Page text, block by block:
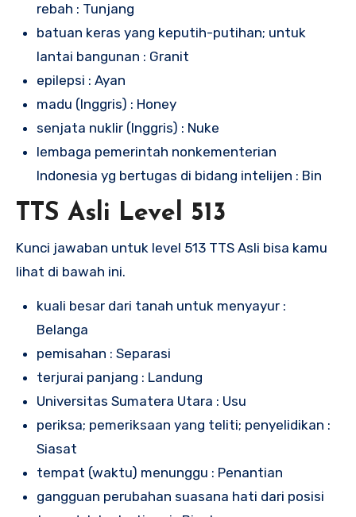
rebah : Tunjang
batuan keras yang keputih-putihan; untuk
lantai bangunan : Granit
epilepsi : Ayan
madu (Inggris) : Honey
senjata nuklir (Inggris) : Nuke
lembaga pemerintah nonkementerian
Indonesia yg bertugas di bidang intelijen : Bin
TTS Asli Level 513
Kunci jawaban untuk level 513 TTS Asli bisa kamu
lihat di bawah ini.
kuali besar dari tanah untuk menyayur :
Belanga
pemisahan : Separasi
terjurai panjang : Landung
Universitas Sumatera Utara : Usu
periksa; pemeriksaan yang teliti; penyelidikan :
Siasat
tempat (waktu) menunggu : Penantian
gangguan perubahan suasana hati dari posisi